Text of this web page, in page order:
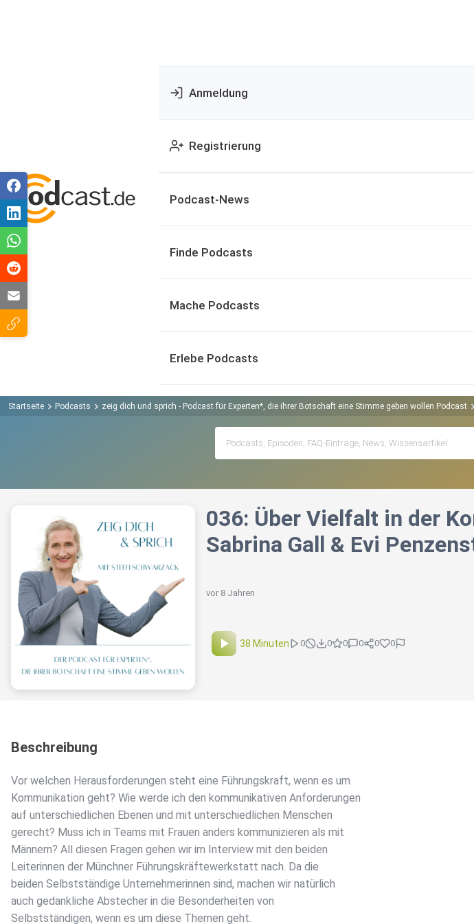
Anmeldung
Registrierung
Podcast-News
Finde Podcasts
Mache Podcasts
Erlebe Podcasts
Startseite Podcasts zeig dich und sprich - Podcast für Experten*, die ihrer Botschaft eine Stimme geben wollen Podcast
036: Über Vielfalt in der
Sabrina Gall & Evi
vor 8 Jahren
38 Minuten 0 0 0 0 0 0
Beschreibung
Vor welchen Herausforderungen steht eine Führungskraft, wenn es um
Kommunikation geht? Wie werde ich den kommunikativen Anforderungen
auf unterschiedlichen Ebenen und mit unterschiedlichen Menschen
gerecht? Muss ich in Teams mit Frauen anders kommunizieren als mit
Männern? All diesen Fragen gehen wir im Interview mit den beiden
Leiterinnen der Münchner Führungskräftewerkstatt nach. Da die
beiden Selbstständige Unternehmerinnen sind, machen wir natürlich
auch gedankliche Abstecher in die Besonderheiten von
Selbstständigen, wenn es um diese Themen geht.